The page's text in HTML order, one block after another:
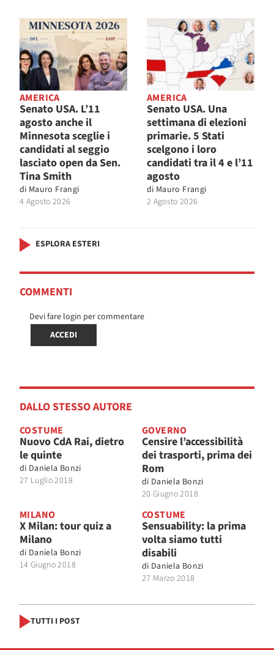
AMERICA
Senato USA. L’11
agosto anche il
Minnesota sceglie i
candidati al seggio
lasciato open da Sen.
Tina Smith
di Mauro Frangi
4 Agosto 2026
AMERICA
Senato USA. Una
settimana di elezioni
primarie. 5 Stati
scelgono i loro
candidati tra il 4 e l’11
agosto
di Mauro Frangi
2 Agosto 2026
ESPLORA ESTERI
COMMENTI
Devi fare login per commentare
ACCEDI
DALLO STESSO AUTORE
COSTUME
Nuovo CdA Rai, dietro
le quinte
di Daniela Bonzi
27 Luglio 2018
GOVERNO
Censire l’accessibilità
dei trasporti, prima dei
Rom
di Daniela Bonzi
20 Giugno 2018
MILANO
X Milan: tour quiz a
Milano
di Daniela Bonzi
14 Giugno 2018
COSTUME
Sensuability: la prima
volta siamo tutti
disabili
di Daniela Bonzi
27 Marzo 2018
TUTTI I POST